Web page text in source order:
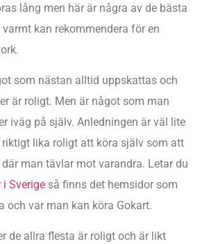
lång men här är några av de bästa
kan rekommendera för en
som nästan alltid uppskattas och
är roligt. Men är något som man
iväg på själv. Anledningen är väl lite
riktigt lika roligt att köra själv som att
man tävlar mot varandra. Letar du
Sverige så finns det hemsidor som
och var man kan köra Gokart.
de allra flesta är roligt och är likt